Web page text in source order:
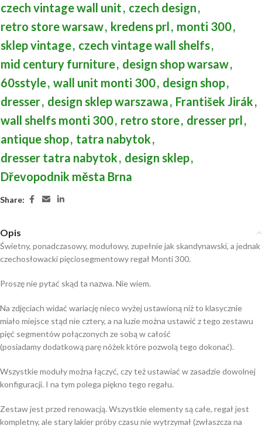
czech vintage wall unit, czech design,
retro store warsaw, kredens prl, monti 300,
sklep vintage, czech vintage wall shelfs,
mid century furniture, design shop warsaw,
60sstyle, wall unit monti 300, design shop,
dresser, design sklep warszawa, František Jirák,
wall shelfs monti 300, retro store, dresser prl,
antique shop, tatra nabytok,
dresser tatra nabytok, design sklep,
Dřevopodnik města Brna
Share:
Opis
Świetny, ponadczasowy, modułowy, zupełnie jak skandynawski, a jednak
czechosłowacki pięciosegmentowy regał Monti 300.
Proszę nie pytać skąd ta nazwa. Nie wiem.
Na zdjęciach widać wariację nieco wyżej ustawioną niż to klasycznie
miało miejsce stąd nie cztery, a na luzie można ustawić z tego zestawu
pięć segmentów połączonych ze sobą w całość
(posiadamy dodatkową parę nóżek które pozwolą tego dokonać).
Wszystkie moduły można łączyć, czy też ustawiać w zasadzie dowolnej
konfiguracji. I na tym polega piękno tego regału.
Zestaw jest przed renowacją. Wszystkie elementy są całe, regał jest
kompletny, ale stary lakier próby czasu nie wytrzymał (zwłaszcza na